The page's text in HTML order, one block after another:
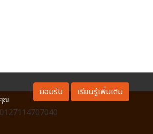
ณ
ยอมรับ เรียนรู้เพิ่มเติม